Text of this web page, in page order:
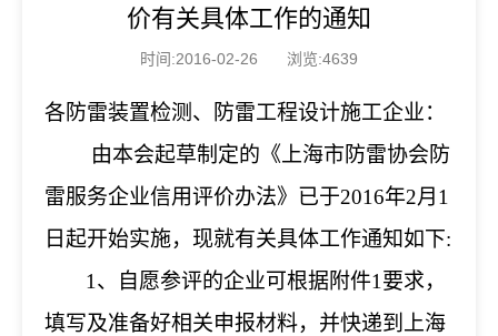
价有关具体工作的通知
时间:2016-02-26 浏览:4639
各防雷装置检测、防雷工程设计施工企业：
由本会起草制定的《上海市防雷协会防
雷服务企业信用评价办法》已于2016年2月1
日起开始实施，现就有关具体工作通知如下:
1 、自愿参评的企业可根据附件1要求，
填写及准备好相关申报材料，并快递到上海